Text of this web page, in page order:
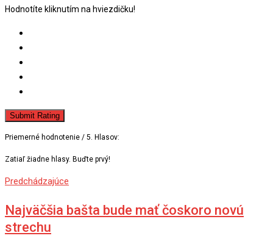
Hodnotíte kliknutím na hviezdičku!
Submit Rating
Priemerné hodnotenie / 5. Hlasov:
Zatiaľ žiadne hlasy. Buďte prvý!
Predchádzajúce
Najväčšia bašta bude mať čoskoro novú
strechu